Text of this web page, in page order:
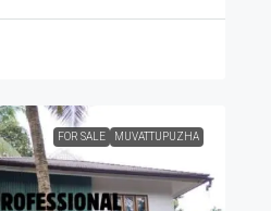
FOR SALE MUVATTUPUZHA